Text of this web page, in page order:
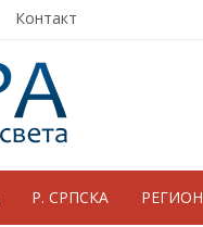
Контакт
Р. СРПСКА РЕГИОН